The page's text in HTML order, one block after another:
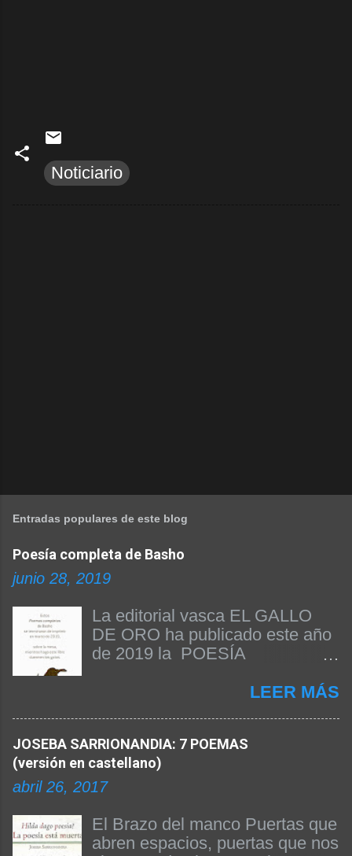
Noticiario
Entradas populares de este blog
Poesía completa de Basho
junio 28, 2019
La editorial vasca EL GALLO
DE ORO ha publicado este año
de 2019 la POESÍA
libro. A continuación
reproducimos el prólogo firmado
por el propio Beñat Arginzoniz
edición y explica algunas
cuestiones fundamentales para
LEER MÁS
JOSEBA SARRIONANDIA: 7 POEMAS
(versión en castellano)
abril 26, 2017
El Brazo del manco Puertas que
abren espacios, puertas que nos